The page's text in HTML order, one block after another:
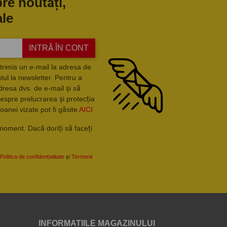
INTRĂ ÎN CONT
un e-mail la adresa de
la newsletter. Pentru a
dvs. de e-mail și să
prelucrarea și protecția
vizate pot fi găsite AICI
Dacă doriți să faceți
Politica de confidențialitate și Termenii
INFORMATIILE MAGAZINULUI